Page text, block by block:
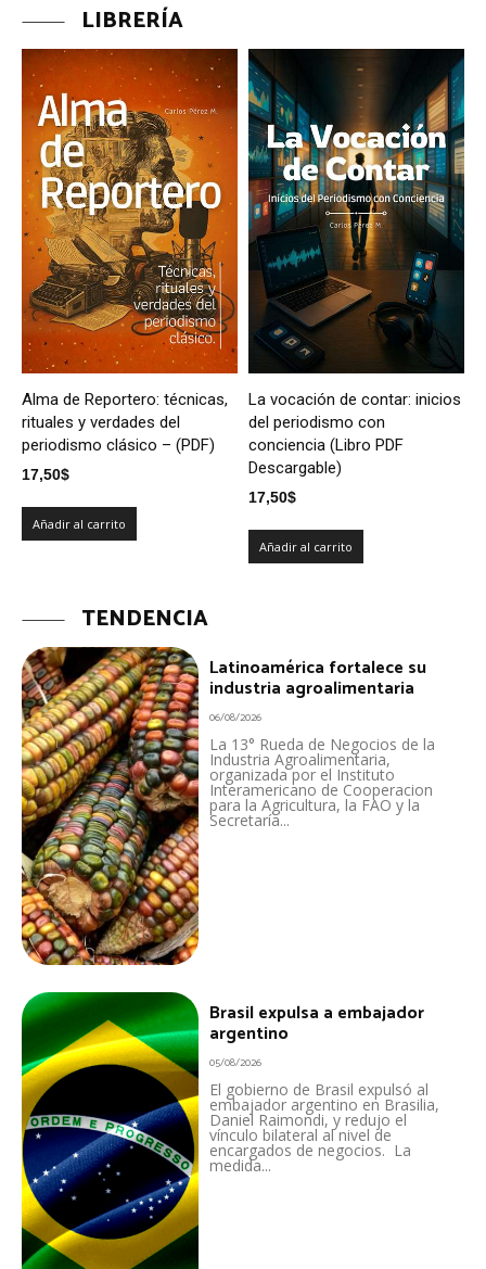
LIBRERÍA
Alma de Reportero: técnicas,
rituales y verdades del
periodismo clásico – (PDF)
17,50$
Añadir al carrito
La vocación de contar: inicios
del periodismo con
conciencia (Libro PDF
Descargable)
17,50$
Añadir al carrito
TENDENCIA
Latinoamérica fortalece su
industria agroalimentaria
06/08/2026
La 13° Rueda de Negocios de la
Industria Agroalimentaria,
organizada por el Instituto
Interamericano de Cooperacion
para la Agricultura, la FAO y la
Secretaría...
Brasil expulsa a embajador
argentino
05/08/2026
El gobierno de Brasil expulsó al
embajador argentino en Brasilia,
Daniel Raimondi, y redujo el
vínculo bilateral al nivel de
encargados de negocios. La
medida...